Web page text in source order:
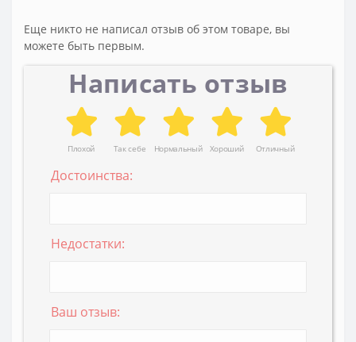
Еще никто не написал отзыв об этом товаре, вы
можете быть первым.
Написать отзыв
Плохой Так себе Нормальный Хороший Отличный
Достоинства:
Недостатки:
Ваш отзыв: